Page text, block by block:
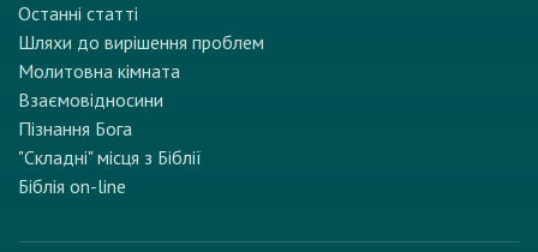
Останні статті
Шляхи до вирішення проблем
Молитовна кімната
Взаємовідносини
Пізнання Бога
"Складні" місця з Біблії
Біблія on-line